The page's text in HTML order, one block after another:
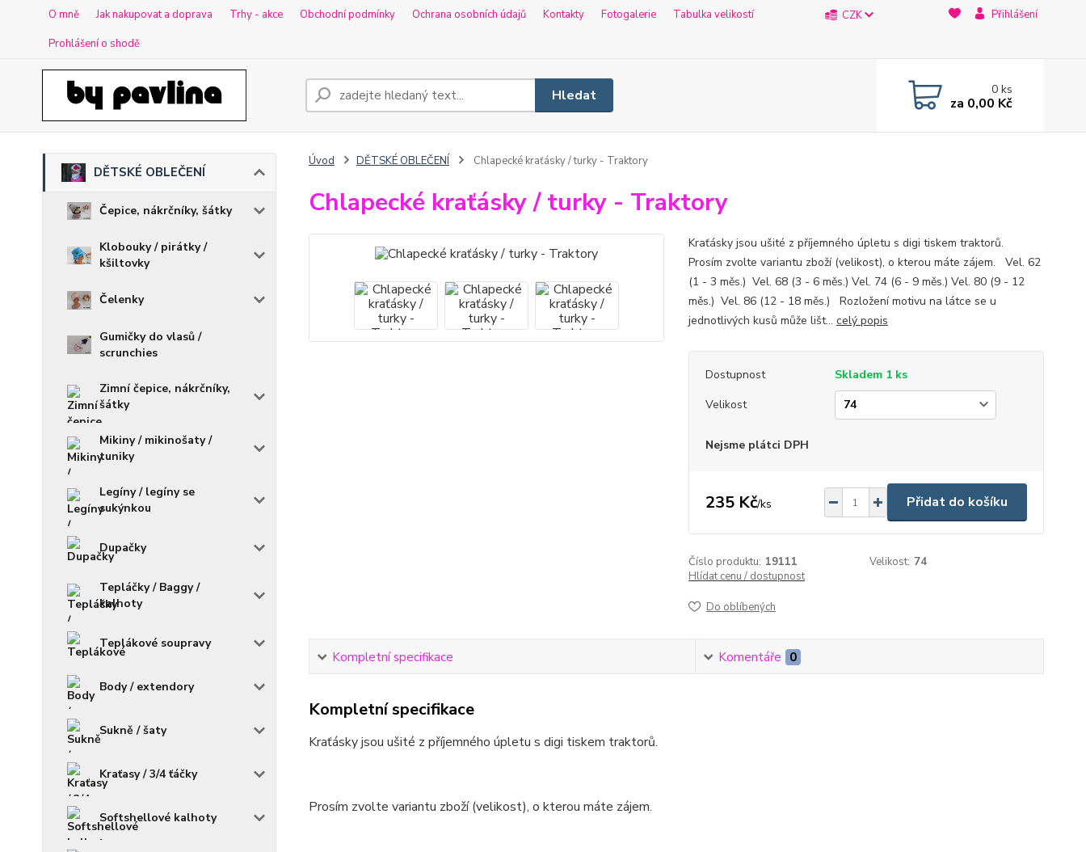
O mně Jak nakupovat a doprava Trhy - akce Obchodní podmínky Ochrana osobních údajů Kontakty Fotogalerie
Tabulka velikostí
Prohlášení o shodě
CZK Přihlášení
Hledat 0ks
za 0,00 Kč
DĚTSKÉ OBLEČENÍ
Čepice, nákrčníky, šátky
Klobouky / pirátky /
kšiltovky
Čelenky
Gumičky do vlasů /
scrunchies
Zimní čepice, nákrčníky,
šátky
Mikiny / mikinošaty /
tuniky
Legíny / legíny se
sukýnkou
Dupačky
Tepláčky / Baggy /
kalhoty
Teplákové soupravy
Body / extendory
Sukně / šaty
Kraťasy / 3/4 ťáčky
Softshellové kalhoty
Úvod DĚTSKÉ OBLEČENÍ Chlapecké kraťásky / turky - Traktory
Chlapecké kraťásky / turky - Traktory
Kraťásky jsou ušité z příjemného úpletu s digi tiskem traktorů.
Prosím zvolte variantu zboží (velikost), o kterou máte zájem. Vel. 62
(1 - 3 měs.) Vel. 68 (3 - 6 měs.) Vel. 74 (6 - 9 měs.) Vel. 80 (9 - 12
měs.) Vel. 86 (12 - 18 měs.) Rozložení motivu na látce se u
jednotlivých kusů může lišt... celý popis
Dostupnost
Skladem 1 ks
Velikost
Nejsme plátci DPH
235 Kč/ks Přidat do košíku
Číslo produktu: 19111 Velikost: 74
Hlídat cenu / dostupnost
Do oblíbených
Kompletní specifikace Komentáře 0
Kompletní specifikace
Kraťásky jsou ušité z příjemného úpletu s digi tiskem traktorů.
Prosím zvolte variantu zboží (velikost), o kterou máte zájem.